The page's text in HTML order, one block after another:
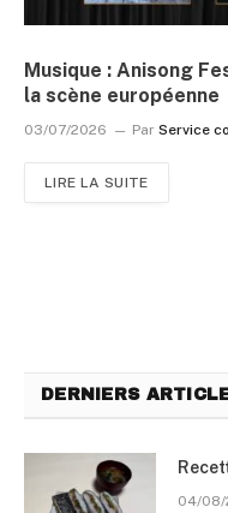
Musique : Anisong
la scène européenne
03/07/2026 Par Service
LIRE LA SUITE
DERNIERS
04/08/